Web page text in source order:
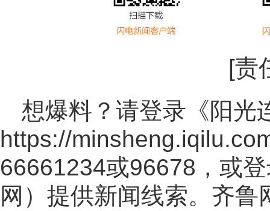
[责
想爆料？请登录《阳光
https://
66661234或96678，或
网 ）提供新闻线索。齐鲁